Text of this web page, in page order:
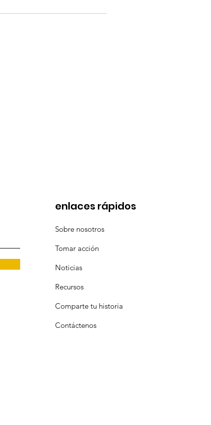
enlaces rápidos
Sobre nosotros
Tomar acción
Noticias
Recursos
Comparte tu historia
Contáctenos